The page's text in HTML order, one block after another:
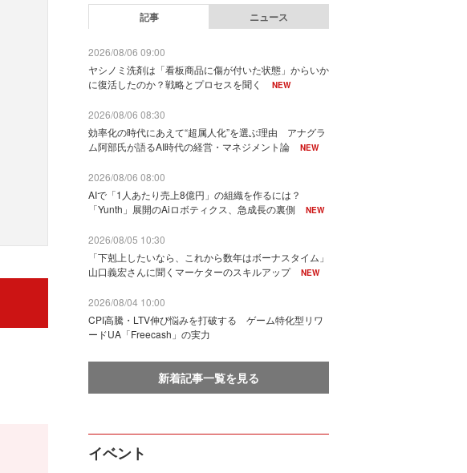
記事 ニュース
2026/08/06 09:00
ヤシノミ洗剤は「看板商品に傷が付いた状態」からいか
に復活したのか？戦略とプロセスを聞く
NEW
2026/08/06 08:30
効率化の時代にあえて“超属人化”を選ぶ理由 アナグラ
ム阿部氏が語るAI時代の経営・マネジメント論
NEW
2026/08/06 08:00
AIで「1人あたり売上8億円」の組織を作るには？
「Yunth」展開のAiロボティクス、急成長の裏側
NEW
2026/08/05 10:30
「下剋上したいなら、これから数年はボーナスタイム」
山口義宏さんに聞くマーケターのスキルアップ
NEW
2026/08/04 10:00
CPI高騰・LTV伸び悩みを打破する ゲーム特化型リワ
ードUA「Freecash」の実力
新着記事一覧を見る
イベント